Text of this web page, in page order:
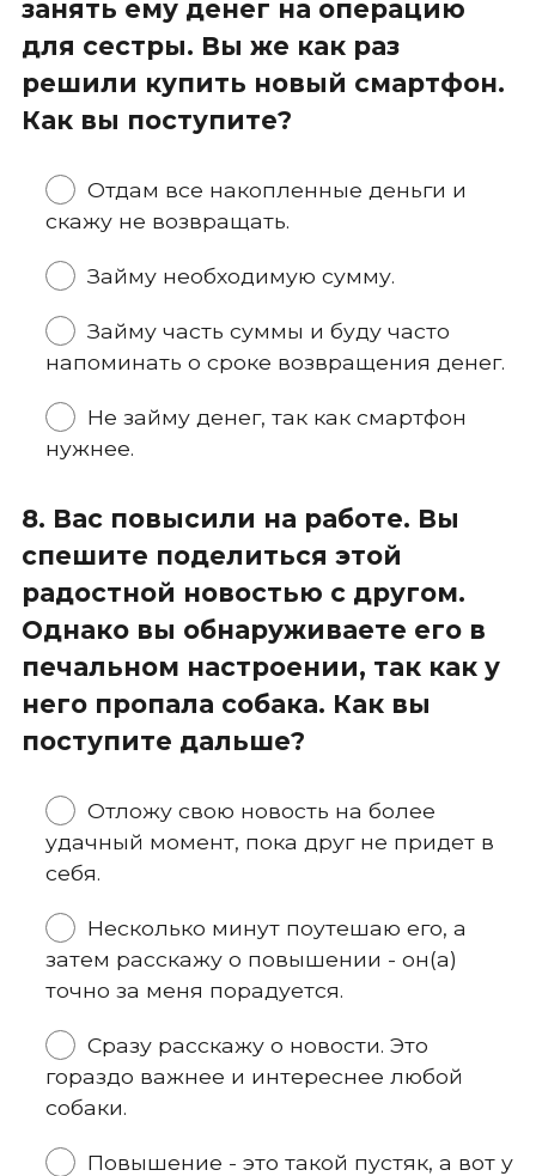
занять ему денег на операцию
для сестры. Вы же как раз
решили купить новый смартфон.
Как вы поступите?
Отдам все накопленные деньги и
скажу не возвращать.
Займу необходимую сумму.
Займу часть суммы и буду часто
напоминать о сроке возвращения денег.
Не займу денег, так как смартфон
нужнее.
8. Вас повысили на работе. Вы
спешите поделиться этой
радостной новостью с другом.
Однако вы обнаруживаете его в
печальном настроении, так как у
него пропала собака. Как вы
поступите дальше?
Отложу свою новость на более
удачный момент, пока друг не придет в
себя.
Несколько минут поутешаю его, а
затем расскажу о повышении - он(а)
точно за меня порадуется.
Сразу расскажу о новости. Это
гораздо важнее и интереснее любой
собаки.
Повышение - это такой пустяк, а вот у